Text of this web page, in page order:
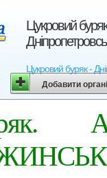
Цукровий
Цукровий буряк -
Добавити